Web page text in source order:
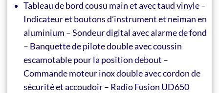
Tableau de bord cousu main et avec taud vinyle –
Indicateur et boutons d’instrument et neiman en
aluminium – Sondeur digital avec alarme de fond
– Banquette de pilote double avec coussin
escamotable pour la position debout –
Commande moteur inox double avec cordon de
sécurité et accoudoir – Radio Fusion UD650